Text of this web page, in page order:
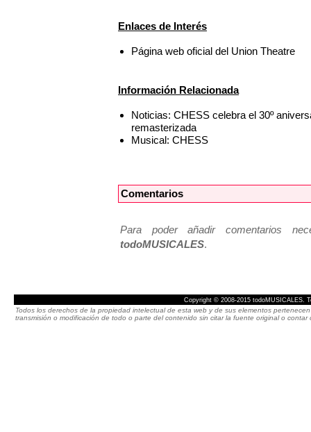
Enlaces de Interés
Página web oficial del Union Theatre
Información Relacionada
Noticias: CHESS celebra el 30º
remasterizada
Musical: CHESS
Comentarios
Para poder añadir comentarios
todoMUSICALES.
Copyright © 2008-2015 todoMUSICALES.
Todos los derechos de la propiedad intelectual de esta web y de sus elementos
transmisión o modificación de todo o parte del contenido sin citar la fuente original o